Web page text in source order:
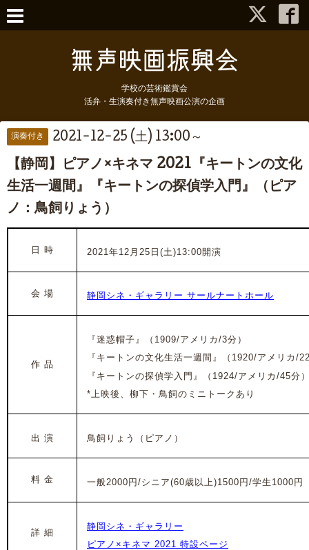
学校の芸術鑑賞会
活弁・生演奏付き無声映画公演の企画
演奏付き 2021-12-25 (土) 13:00～
【静岡】ピアノ×キネマ 2021『キートンの文化
生活一週間』『キートンの探偵学入門』（ピア
ノ：鳥飼りょう）
日 時 2021年12月25日(土)13:00開演
会 場 静岡シネ・ギャラリー サールナートホール
作 品
『迷惑帽子』（1909/アメリカ/3分）
『キートンの文化生活一週間』
（1920/アメリカ/
『キートンの探偵学入門』（1924/アメリカ/45分
*上映後、柳下・鳥飼のミニトークあり
出 演 鳥飼りょう（ピアノ）
料 金 一般2000円/シニア(60歳以上)1500円/学生1000円
詳 細
静岡シネ・ギャラリー
ピアノ×キネマ 2021 特設ページ